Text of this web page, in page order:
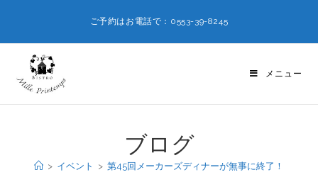
ご予約はお電話で：0553-39-8245
メニュー
ブログ
> イベント > 第45回メーカーズディナーが無事に終了！